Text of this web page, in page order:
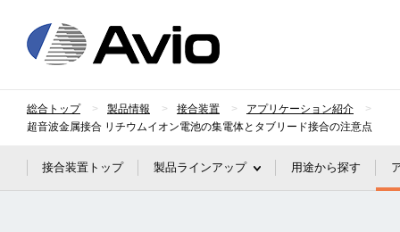
総合トップ 製品情報 接合装置
アプリケーション紹介
超音波金属接合 リチウムイオン電池の集電体とタブリード接合の注意点
接合装置トップ 製品ラインアップ 用途から探す